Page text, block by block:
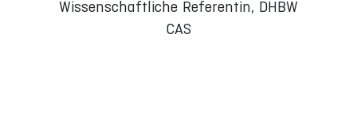
Wissenschaftliche Referentin, DHBW
CAS